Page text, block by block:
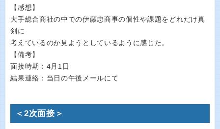
【感想】
大手総合商社の中での伊藤忠商事の個性や課題をどれだけ真
剣に
考えているのか見ようとしているように感じた。
【備考】
面接時期：4月1日
結果連絡：当日の午後メールにて
＜2次面接＞